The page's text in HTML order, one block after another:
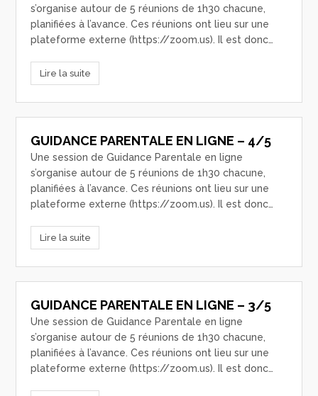
s’organise autour de 5 réunions de 1h30 chacune,
planifiées à l’avance. Ces réunions ont lieu sur une
plateforme externe (https://zoom.us). Il est donc…
Lire la suite
GUIDANCE PARENTALE EN LIGNE – 4/5
Une session de Guidance Parentale en ligne
s’organise autour de 5 réunions de 1h30 chacune,
planifiées à l’avance. Ces réunions ont lieu sur une
plateforme externe (https://zoom.us). Il est donc…
Lire la suite
GUIDANCE PARENTALE EN LIGNE – 3/5
Une session de Guidance Parentale en ligne
s’organise autour de 5 réunions de 1h30 chacune,
planifiées à l’avance. Ces réunions ont lieu sur une
plateforme externe (https://zoom.us). Il est donc…